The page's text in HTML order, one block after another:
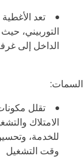
تعد
التوربيني، حيث
الداخل إلى غرفة
الامتلاك
للخدمة،
وقت التشغيل